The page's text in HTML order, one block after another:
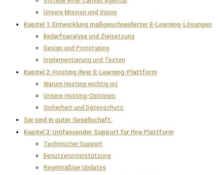
Unsere Mission und Vision
Kapitel 1: Entwicklung maßgeschneiderter E-Learning-Lösungen
Bedarfsanalyse und Zielsetzung
Design und Prototyping
Implementierung und Testen
Kapitel 2: Hosting Ihrer E-Learning-Plattform
Warum Hosting wichtig ist
Unsere Hosting-Optionen
Sicherheit und Datenschutz
Sie sind in guter Gesellschaft:
Kapitel 3: Umfassender Support für Ihre Plattform
Technischer Support
Benutzerunterstützung
Regelmäßige Updates